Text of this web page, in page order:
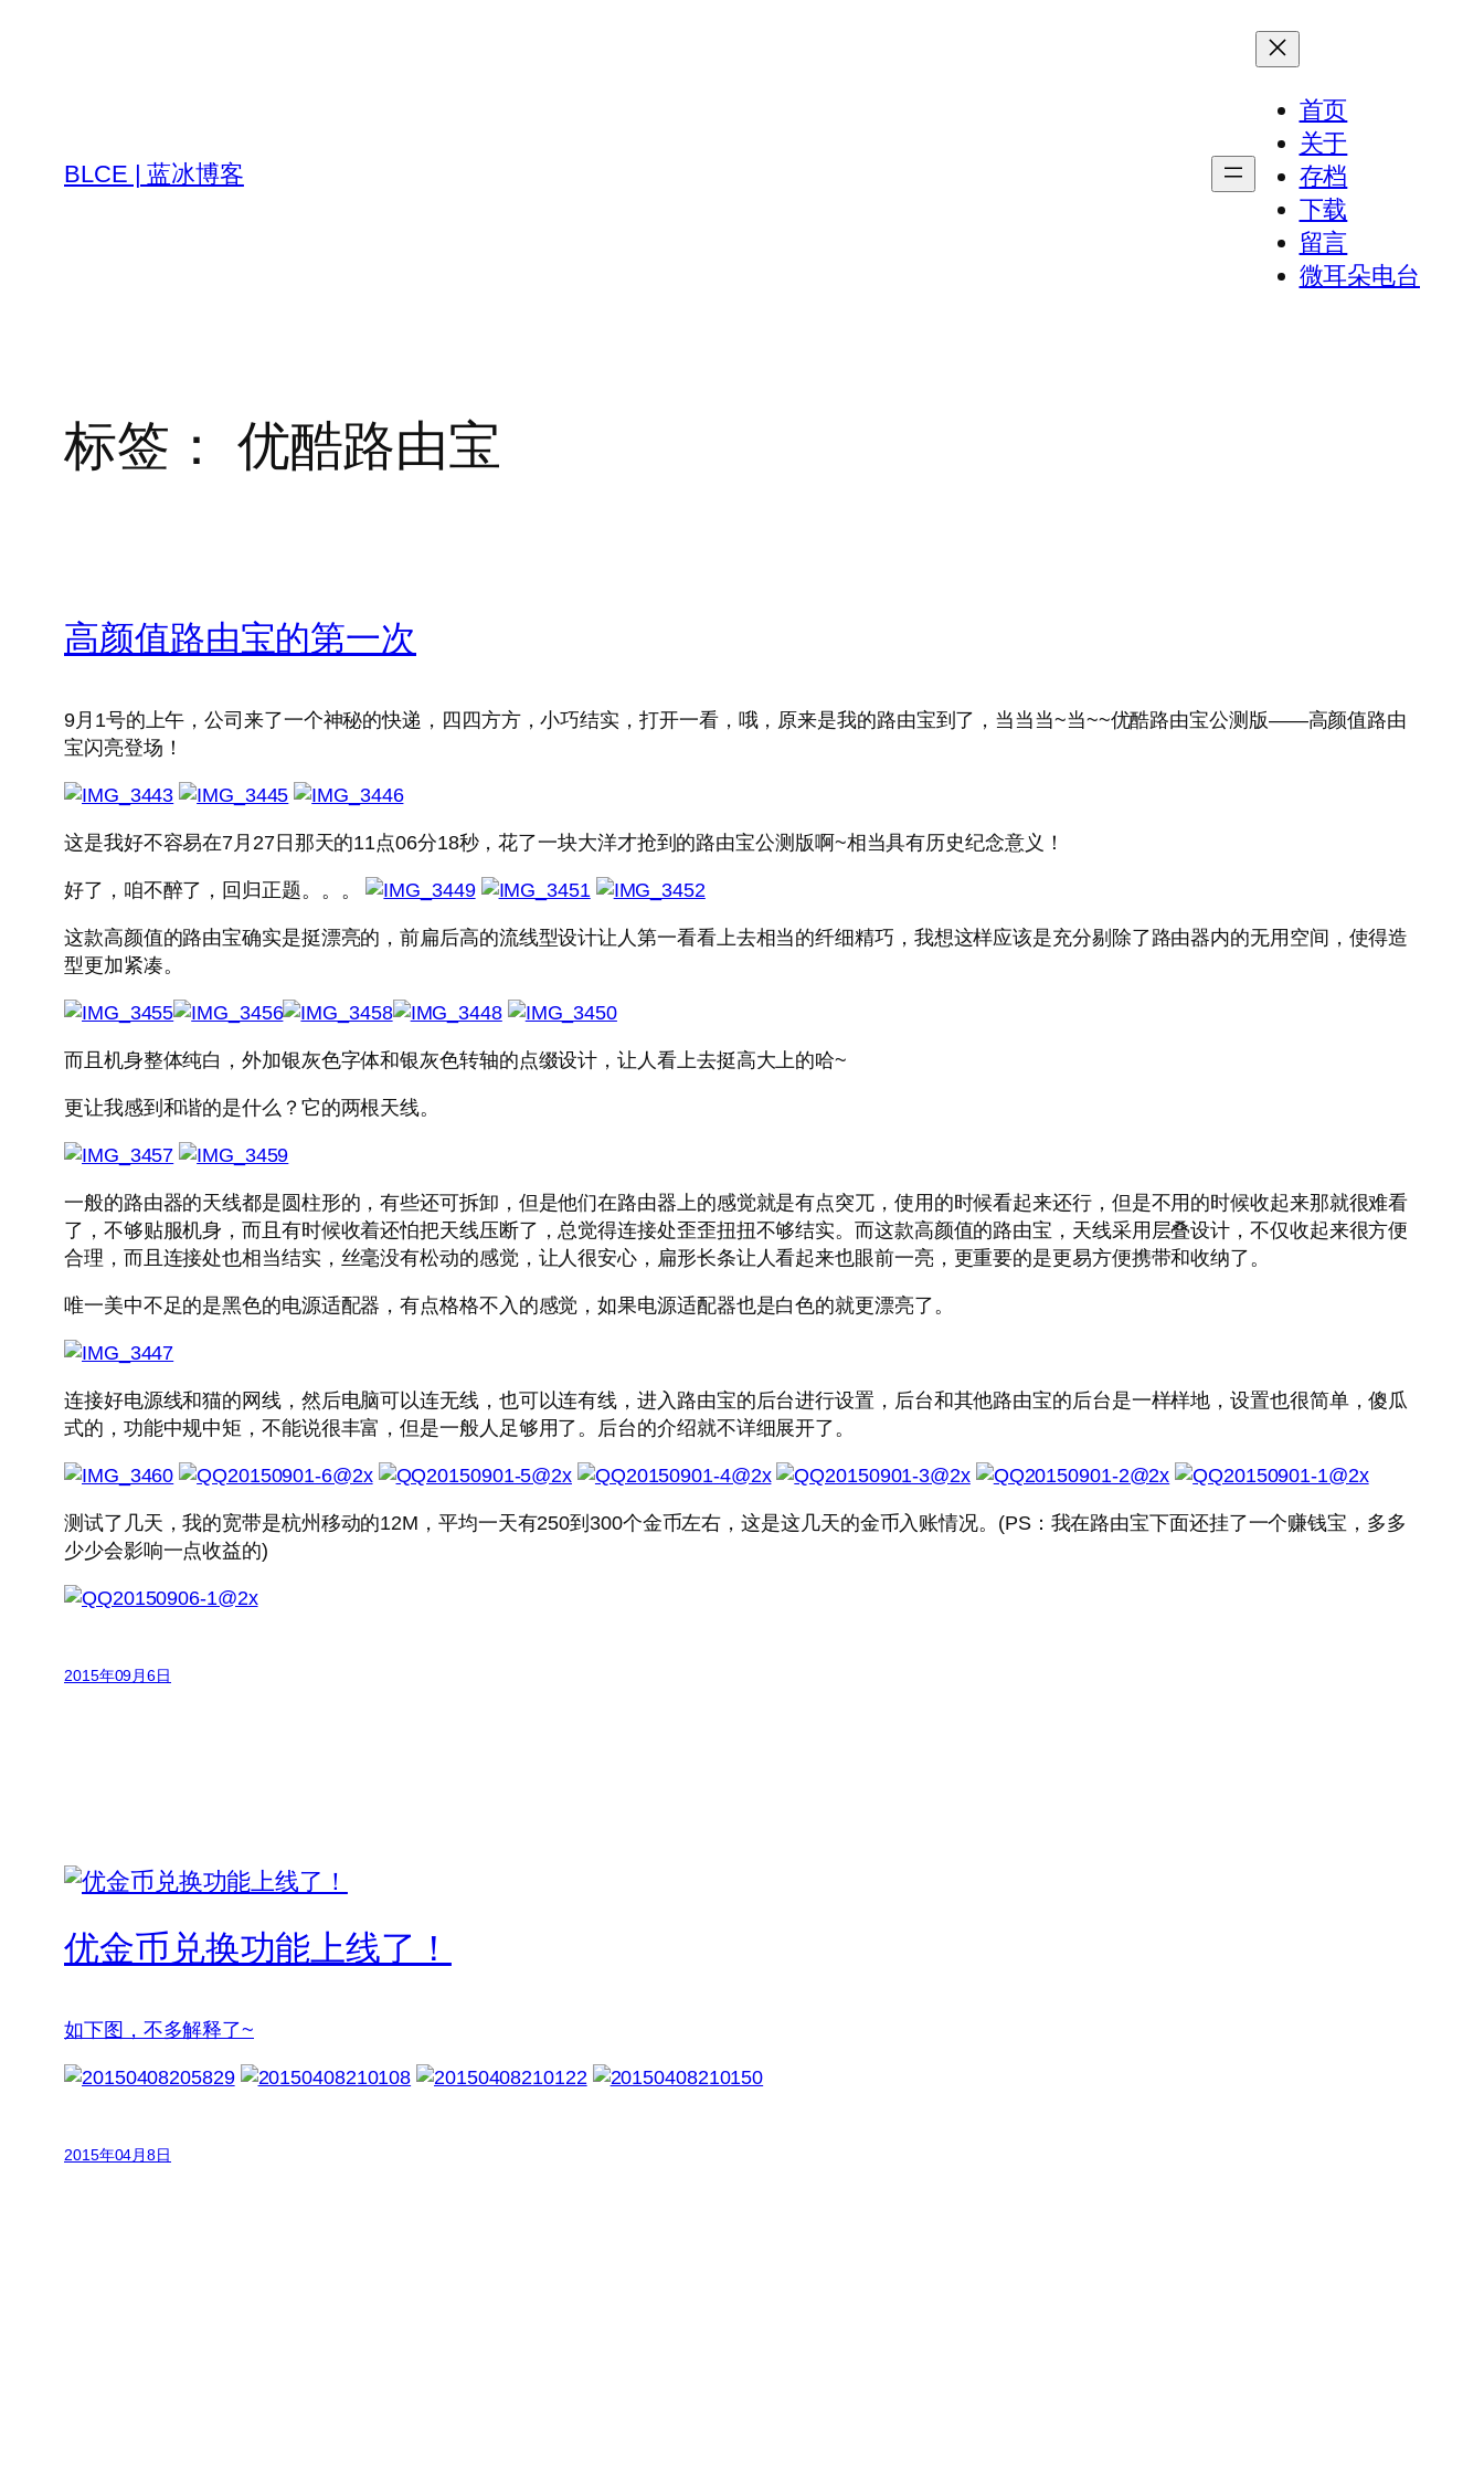
BLCE | 蓝冰博客
首页
关于
存档
下载
留言
微耳朵电台
标签： 优酷路由宝
高颜值路由宝的第一次
9月1号的上午，公司来了一个神秘的快递，四四方方，小巧结实，打开一看，哦，原来是我的路由宝到了，当当当~当~~优酷路由宝公测版——高颜值路由
宝闪亮登场！
这是我好不容易在7月27日那天的11点06分18秒，花了一块大洋才抢到的路由宝公测版啊~相当具有历史纪念意义！
好了，咱不醉了，回归正题。。。
这款高颜值的路由宝确实是挺漂亮的，前扁后高的流线型设计让人第一看看上去相当的纤细精巧，我想这样应该是充分剔除了路由器内的无用空间，使得造
型更加紧凑。
而且机身整体纯白，外加银灰色字体和银灰色转轴的点缀设计，让人看上去挺高大上的哈~
更让我感到和谐的是什么？它的两根天线。
一般的路由器的天线都是圆柱形的，有些还可拆卸，但是他们在路由器上的感觉就是有点突兀，使用的时候看起来还行，但是不用的时候收起来那就很难看
了，不够贴服机身，而且有时候收着还怕把天线压断了，总觉得连接处歪歪扭扭不够结实。而这款高颜值的路由宝，天线采用层叠设计，不仅收起来很方便
合理，而且连接处也相当结实，丝毫没有松动的感觉，让人很安心，扁形长条让人看起来也眼前一亮，更重要的是更易方便携带和收纳了。
唯一美中不足的是黑色的电源适配器，有点格格不入的感觉，如果电源适配器也是白色的就更漂亮了。
连接好电源线和猫的网线，然后电脑可以连无线，也可以连有线，进入路由宝的后台进行设置，后台和其他路由宝的后台是一样样地，设置也很简单，傻瓜
式的，功能中规中矩，不能说很丰富，但是一般人足够用了。后台的介绍就不详细展开了。
测试了几天，我的宽带是杭州移动的12M，平均一天有250到300个金币左右，这是这几天的金币入账情况。(PS：我在路由宝下面还挂了一个赚钱宝，多多
少少会影响一点收益的)
2015年09月6日
优金币兑换功能上线了！
如下图，不多解释了~
2015年04月8日